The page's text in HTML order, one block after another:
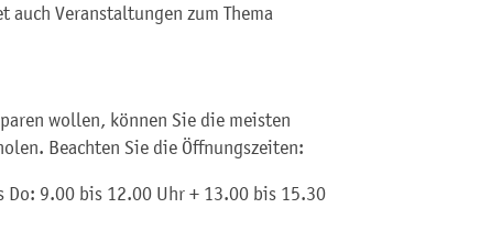
Veranstaltungen zum Thema
wollen, können Sie die meisten
Beachten Sie die Öffnungszeiten:
9.00 bis 12.00 Uhr + 13.00 bis 15.30